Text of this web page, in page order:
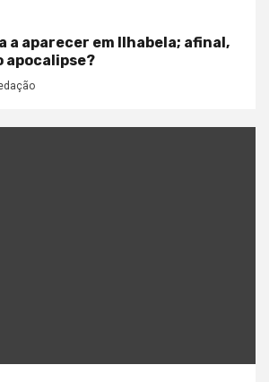
a aparecer em Ilhabela; afinal,
apocalipse?